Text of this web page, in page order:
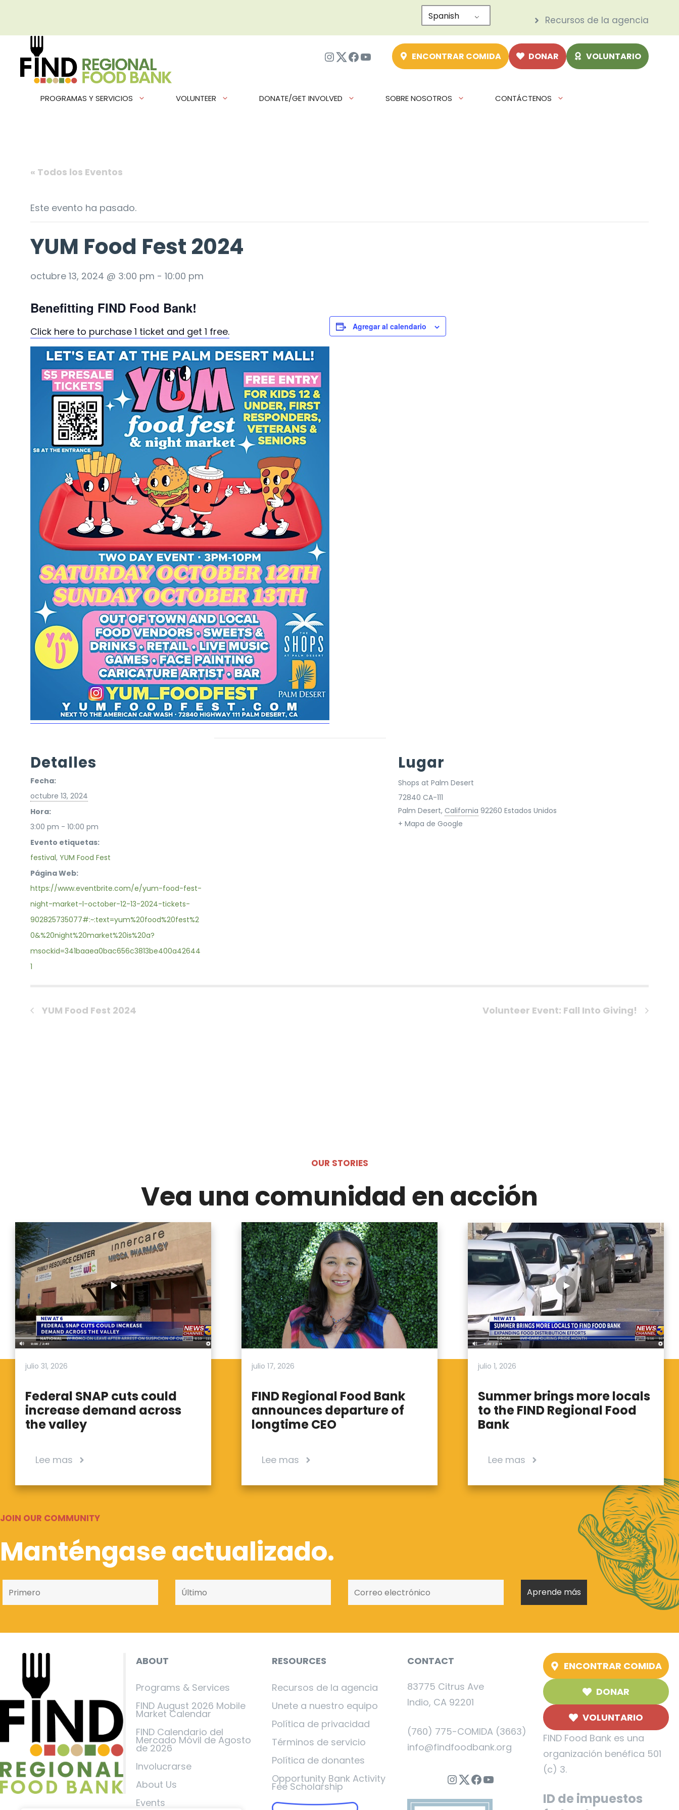
contenido
Recursos de la agencia
Spanish
Instagram
Twitter
Facebook
YouTube ENCONTRAR COMIDA DONAR VOLUNTARIO
PROGRAMAS Y SERVICIOS VOLUNTEER DONATE/GET INVOLVED SOBRE NOSOTROS CONTÁCTENOS
« Todos los Eventos
Este evento ha pasado.
YUM Food Fest 2024
octubre 13, 2024 @ 3:00 pm - 10:00 pm
Benefitting FIND Food Bank!
Click here to purchase 1 ticket and get 1 free. Agregar al calendario
Detalles
Fecha:
octubre 13, 2024
Hora:
3:00 pm - 10:00 pm
Evento etiquetas:
festival, YUM Food Fest
Página Web:
https://www.eventbrite.com/e/yum-food-fest-
night-market-l-october-12-13-2024-tickets-
902825735077#:~:text=yum%20food%20fest%2
0&%20night%20market%20is%20a?
msockid=341baaea0bac656c3813be400a42644
1
Lugar
Shops at Palm Desert
72840 CA-111
Palm Desert, California 92260 Estados Unidos
+ Mapa de Google
YUM Food Fest 2024 Volunteer Event: Fall Into Giving!
OUR STORIES
Vea una comunidad en acción
julio 31, 2026
Federal SNAP cuts could
increase demand across
the valley
Lee mas
julio 17, 2026
FIND Regional Food Bank
announces departure of
longtime CEO
Lee mas
julio 1, 2026
Summer brings more locals
to the FIND Regional Food
Bank
Lee mas
JOIN OUR COMMUNITY
Manténgase actualizado.
ABOUT
Programs & Services
FIND August 2026 Mobile
Market Calendar
FIND Calendario del
Mercado Móvil de Agosto
de 2026
Involucrarse
About Us
Events
RESOURCES
Recursos de la agencia
Unete a nuestro equipo
Política de privacidad
Términos de servicio
Política de donantes
Opportunity Bank Activity
Fee Scholarship
CONTACT
83775 Citrus Ave
Indio, CA 92201
(760) 775-COMIDA (3663)
info@findfoodbank.org
Instagram
Twitter
Facebook
YouTube
ENCONTRAR COMIDA
DONAR
VOLUNTARIO
FIND Food Bank es una
organización benéfica 501
(c) 3.
ID de impuestos